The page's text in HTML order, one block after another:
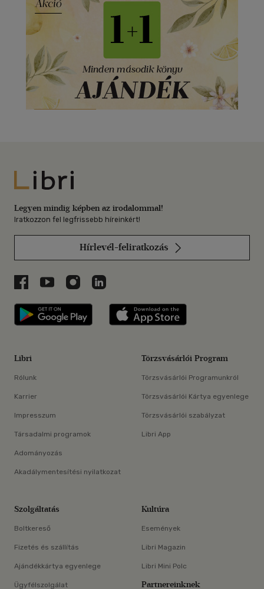
Libri
Legyen mindig képben az irodalommal!
Iratkozzon fel legfrissebb híreinkért!
Hírlevél-feliratkozás
Libri a Facebookon
Libri a Youtube-on
Libri az Instagramon
Libri a LinkedInen
Libri applikáció Szerezd meg: Google
Libri
Rólunk
Karrier
Impresszum
Társadalmi programok
Adományozás
Akadálymentesítési nyilatkozat
Törzsvásárlói Program
Törzsvásárlói Programunkról
Törzsvásárlói Kártya egyenlege
Törzsvásárlói szabályzat
Libri App
Szolgáltatás
Boltkereső
Fizetés és szállítás
Ajándékkártya egyenlege
Ügyfélszolgálat
Kultúra
Események
Libri Magazin
Libri Mini Polc
Partnereinknek